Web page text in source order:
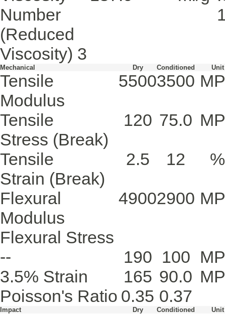
Number
(Reduced
Viscosity) 3
Mechanical Dry Conditioned Unit
Tensile
Modulus
55003500
Tensile
Stress (Break)
120 75.0
Tensile
Strain (Break)
2.5 12 %
Flexural
Modulus
49002900
Flexural Stress
--
190 100
3.5% Strain
165 90.0
Poisson's Ratio 0.35 0.37
Impact Dry Conditioned Unit